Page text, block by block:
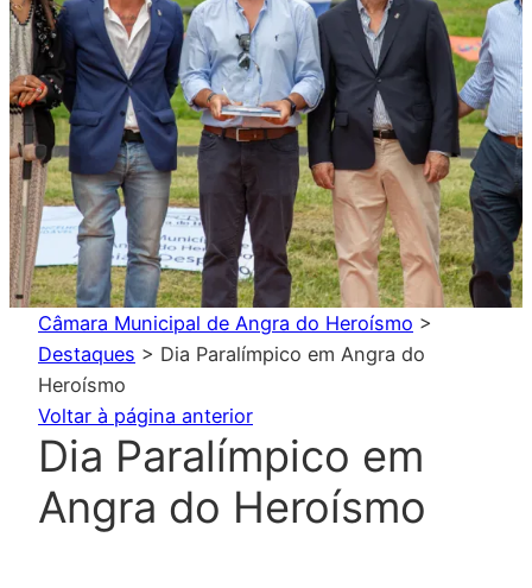
Câmara Municipal de Angra do Heroísmo >
Destaques > Dia Paralímpico em Angra do
Heroísmo
Voltar à página anterior
Dia Paralímpico em
Angra do Heroísmo